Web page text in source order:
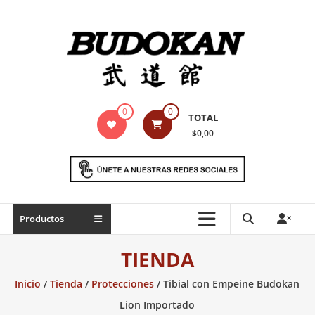
Indumentaria
marciales
Todo
necesario
de
0 0 TOTAL
$0,00
Productos
TIENDA
Inicio /Tienda / Protecciones / Tibial con Empeine Budokan
Lion Importado